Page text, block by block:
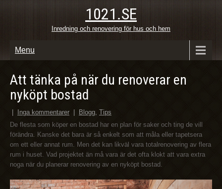
1021.SE
Inredning och renovering för hus och hem
Menu
Att tänka på när du renoverar en
nyköpt bostad
Inga kommentarer Blogg, Tips
De flesta som köper en bostad har en plan för saker och ting de vill
förändra. Kanske det bara är så enkelt som att måla eller tapetsera
om ett eller annat rum. Men det kan likväl vara totalrenovering av flera
rum i huset. Vad projektet än må vara är det ofta klokt att vara extra
noga när du planerar renovering av en nyköpt bostad.